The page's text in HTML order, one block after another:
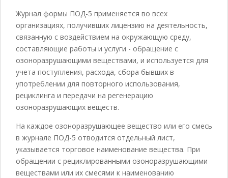
озоноразрушающих
веществ
ПОД-5
Журнал формы ПОД-5 применяется во всех
организациях, получивших лицензию на деятельность,
связанную с воздействием на окружающую среду,
составляющие работы и услуги - обращение с
озоноразрушающими веществами, и используется для
учета поступления, расхода, сбора бывших в
употреблении для повторного использования,
рециклинга и передачи на регенерацию
озоноразрушающих веществ.
На каждое озоноразрушающее вещество или его смесь
в журнале ПОД-5 отводится отдельный лист,
указывается торговое наименование вещества. При
обращении с рециклированными озоноразрушающими
веществами или их смесями к наименованию